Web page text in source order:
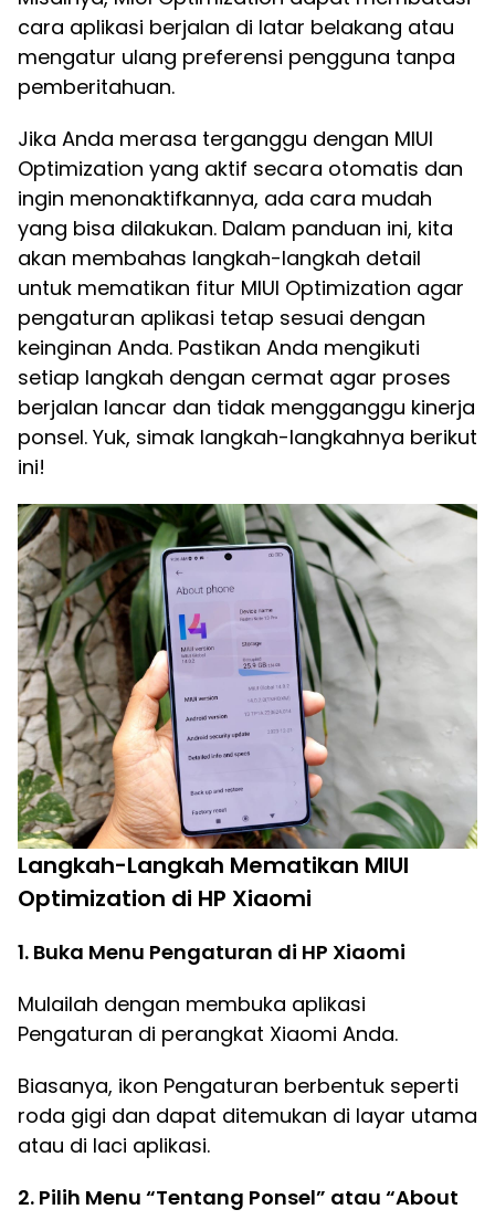
cara aplikasi berjalan di latar belakang atau
mengatur ulang preferensi pengguna tanpa
pemberitahuan.
Jika Anda merasa terganggu dengan MIUI
Optimization yang aktif secara otomatis dan
ingin menonaktifkannya, ada cara mudah
yang bisa dilakukan. Dalam panduan ini, kita
akan membahas langkah-langkah detail
untuk mematikan fitur MIUI Optimization agar
pengaturan aplikasi tetap sesuai dengan
keinginan Anda. Pastikan Anda mengikuti
setiap langkah dengan cermat agar proses
berjalan lancar dan tidak mengganggu kinerja
ponsel. Yuk, simak langkah-langkahnya berikut
ini!
Langkah-Langkah Mematikan MIUI
Optimization di HP Xiaomi
1. Buka Menu Pengaturan di HP Xiaomi
Mulailah dengan membuka aplikasi
Pengaturan di perangkat Xiaomi Anda.
Biasanya, ikon Pengaturan berbentuk seperti
roda gigi dan dapat ditemukan di layar utama
atau di laci aplikasi.
2. Pilih Menu “Tentang Ponsel” atau “About